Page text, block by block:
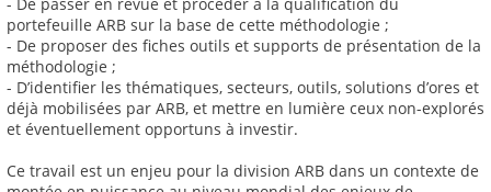
portefeuille ARB sur la base de cette méthodologie ;
- De proposer des fiches outils et supports de présentation de la
méthodologie ;
- D’identifier les thématiques, secteurs, outils, solutions d’ores et
déjà mobilisées par ARB, et mettre en lumière ceux non-explorés
et éventuellement opportuns à investir.
Ce travail est un enjeu pour la division ARB dans un contexte de